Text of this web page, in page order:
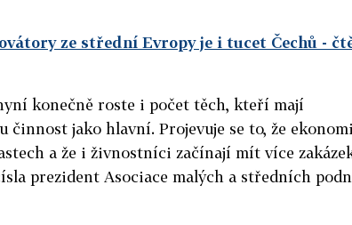
ze střední Evropy je i tucet Čechů -
konečně roste i počet těch, kteří mají
činnost jako hlavní. Projevuje se to, že
a že i živnostníci začínají mít více
prezident Asociace malých a středních